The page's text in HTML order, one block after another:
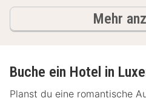
Mehr
Buche ein Hotel in
Planst du eine romantische